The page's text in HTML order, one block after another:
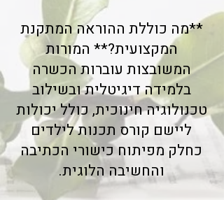
**מה כוללת ההוראה המתקנת
המקצועית?** המורות
המשובצות עוברות הכשרה
בלמידה דיגיטלית ובשילוב
טכנולוגיה חינוכית, כולל יכולות
ליישם קורס תכנות לילדים
כחלק מפיתוח כישורי הכתיבה
והחשיבה הלוגית.